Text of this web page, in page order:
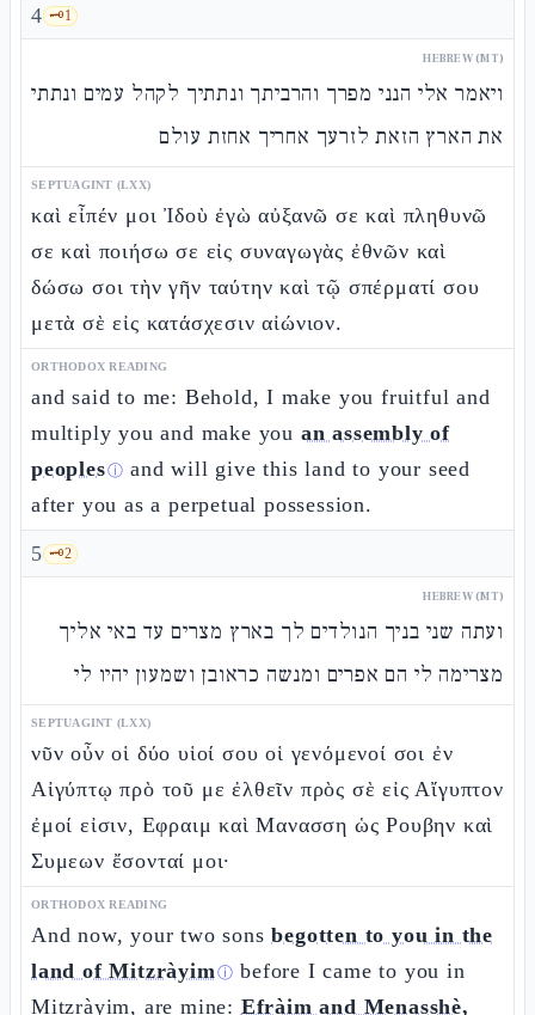
4 🗝️1
HEBREW (MT)
ויאמר אלי הנני מפרך והרביתך ונתתיך לקהל עמים ונתתי
את הארץ הזאת לזרעך אחריך אחזת עולם
SEPTUAGINT (LXX)
καὶ εἶπέν μοι Ἰδοὺ ἐγὼ αὐξανῶ σε καὶ πληθυνῶ
σε καὶ ποιήσω σε εἰς συναγωγὰς ἐθνῶν καὶ
δώσω σοι τὴν γῆν ταύτην καὶ τῷ σπέρματί σου
μετὰ σὲ εἰς κατάσχεσιν αἰώνιον.
ORTHODOX READING
and said to me: Behold, I make you fruitful and
multiply you and make you an assembly of
peoplesⓘ and will give this land to your seed
after you as a perpetual possession.
5 🗝️2
HEBREW (MT)
ועתה שני בניך הנולדים לך בארץ מצרים עד באי אליך
מצרימה לי הם אפרים ומנשה כראובן ושמעון יהיו לי
SEPTUAGINT (LXX)
νῦν οὖν οἱ δύο υἱοί σου οἱ γενόμενοί σοι ἐν
Αἰγύπτῳ πρὸ τοῦ με ἐλθεῖν πρὸς σὲ εἰς Αἴγυπτον
ἐμοί εἰσιν, Εφραιμ καὶ Μανασση ὡς Ρουβην καὶ
Συμεων ἔσονταί μοι·
ORTHODOX READING
And now, your two sonsbegotten to you in the
land of Mitzràyimⓘ before I came to you in
Mitzràyim, are mine: Efràim and Menasshè,